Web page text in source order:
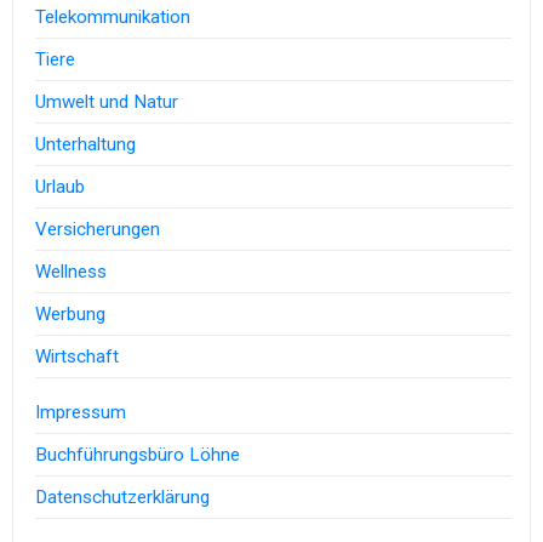
Telekommunikation
Tiere
Umwelt und Natur
Unterhaltung
Urlaub
Versicherungen
Wellness
Werbung
Wirtschaft
Impressum
Buchführungsbüro Löhne
Datenschutzerklärung